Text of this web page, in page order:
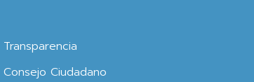
Transparencia
Consejo Ciudadano